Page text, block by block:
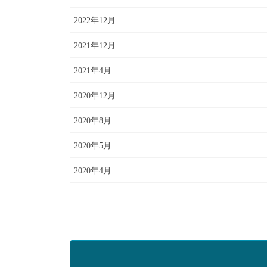
2022年12月
2021年12月
2021年4月
2020年12月
2020年8月
2020年5月
2020年4月